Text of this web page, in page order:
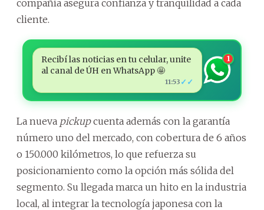
compañía asegura confianza y tranquilidad a cada
cliente.
Recibí las noticias en tu celular, unite
al canal de ÚH en WhatsApp 🤩
11:53 ✓✓
1
La nueva pickupcuenta además con la garantía
número uno del mercado, con cobertura de 6 años
o 150.000 kilómetros, lo que refuerza su
posicionamiento como la opción más sólida del
segmento. Su llegada marca un hito en la industria
local, al integrar la tecnología japonesa con la